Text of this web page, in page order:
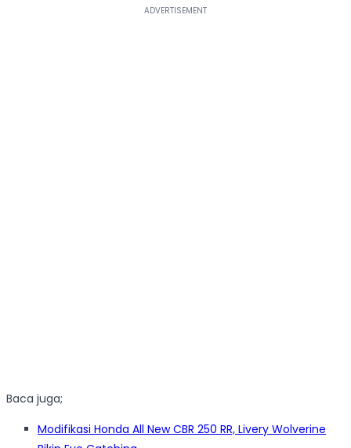
Baca juga;
Modifikasi Honda All New CBR 250 RR, Livery Wolverine